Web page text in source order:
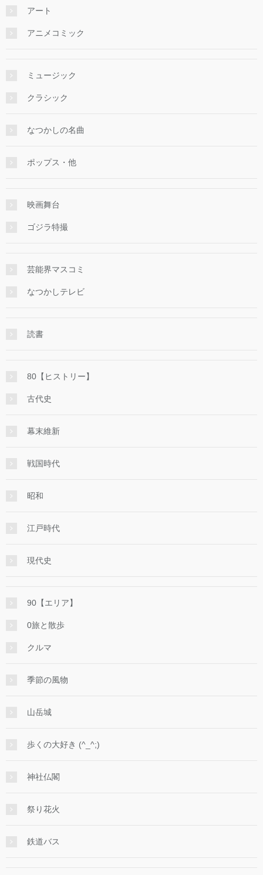
アート
アニメコミック
ミュージック
クラシック
なつかしの名曲
ポップス・他
映画舞台
ゴジラ特撮
芸能界マスコミ
なつかしテレビ
読書
80【ヒストリー】
古代史
幕末維新
戦国時代
昭和
江戸時代
現代史
90【エリア】
0旅と散歩
クルマ
季節の風物
山岳城
歩くの大好き (^_^;)
神社仏閣
祭り花火
鉄道バス